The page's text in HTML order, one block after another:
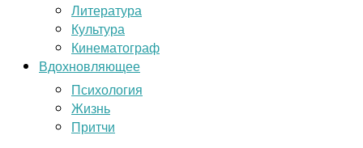
Литература
Культура
Кинематограф
Вдохновляющее
Психология
Жизнь
Притчи